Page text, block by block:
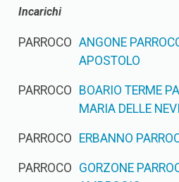
Incarichi
PARROCO ANGONE
APOSTOLO
PARROCO BOARIO TERME
MARIA DELLE NEVI
PARROCO ERBANNO
PARROCO GORZONE